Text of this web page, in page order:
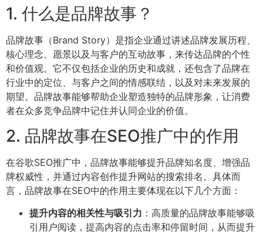
1. 什么是品牌故事？
品牌故事（Brand Story）是指企业通过讲述品牌发展历程、
核心理念、愿景以及与客户的互动故事，来传达品牌的个性
和价值观。它不仅包括企业的历史和成就，还包含了品牌在
行业中的定位、与客户之间的情感联结，以及对未来发展的
期望。品牌故事能够帮助企业塑造独特的品牌形象，让消费
者在众多竞争品牌中记住并认同企业的价值。
2. 品牌故事在SEO推广中的作用
在谷歌SEO推广中，品牌故事能够提升品牌知名度、增强品
牌权威性，并通过内容创作提升网站的搜索排名。具体而
言，品牌故事在SEO中的作用主要体现在以下几个方面：
提升内容的相关性与吸引力 ：高质量的品牌故事能够吸
引用户阅读，提高内容的点击率和停留时间，从而提升